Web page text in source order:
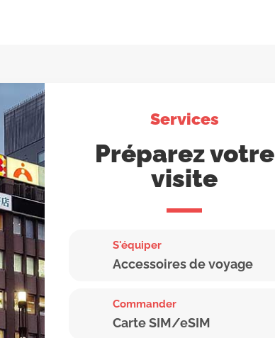
Services
Préparez votre
visite
S'équiper
Accessoires de voyage
Commander
Carte SIM/eSIM